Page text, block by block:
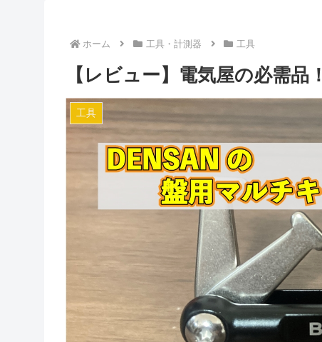
ホーム 工具・計測器 工具
【レビュー】電気屋の必需
工具